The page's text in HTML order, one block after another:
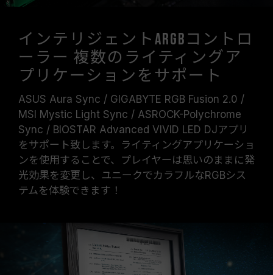
インテリジェントARGBコントロ
ーラー 複数のライティングア
プリケーションをサポート
ASUS Aura Sync / GIGABYTE RGB Fusion 2.0 /
MSI Mystic Light Sync / ASROCK-Polychrome
Sync / BIOSTAR Advanced VIVID LED DJアプリ
をサポート致します。ライティングアプリケーショ
ンを使用することで、プレイヤーは思いのままに発
光効果を変更し、ユニークでカラフルなRGBシス
テムを体験できます！